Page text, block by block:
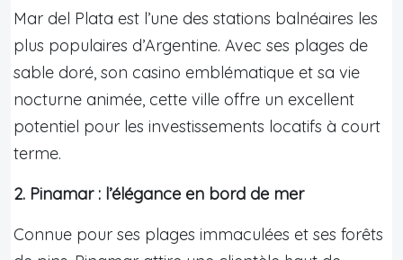
Mar del Plata est l’une des stations balnéaires les
plus populaires d’Argentine. Avec ses plages de
sable doré, son casino emblématique et sa vie
nocturne animée, cette ville offre un excellent
potentiel pour les investissements locatifs à court
terme.
2. Pinamar : l’élégance en bord de mer
Connue pour ses plages immaculées et ses forêts